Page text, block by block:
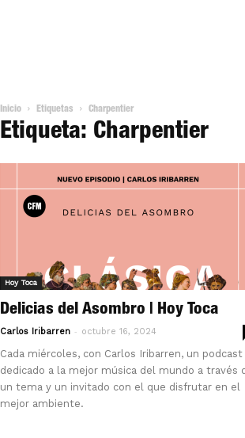
Inicio Etiquetas Charpentier
Etiqueta: Charpentier
Hoy Toca
Delicias del Asombro | Hoy Toca
Carlos Iribarren - octubre 16, 2024
Cada miércoles, con Carlos Iribarren, un podcast
dedicado a la mejor música del mundo a través
un tema y un invitado con el que disfrutar en el
mejor ambiente.